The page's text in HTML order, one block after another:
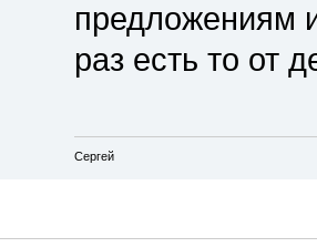
предложениям
раз есть то от
Сергей